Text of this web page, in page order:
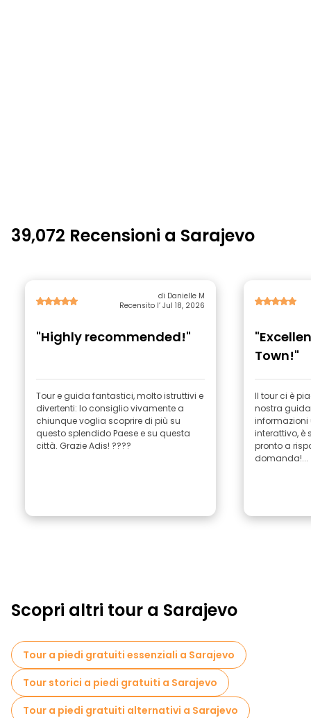
39,072 Recensioni a Sarajevo
di Danielle M
Recensito l’ Jul 18, 2026
"Highly recommended!"
Tour e guida fantastici, molto istruttivi e
divertenti: lo consiglio vivamente a
chiunque voglia scoprire di più su
questo splendido Paese e su questa
città. Grazie Adis! ????
Town!"
Il tour ci è
nostra
informazioni
interattivo, è
pronto a
domanda!...
Scopri altri tour a Sarajevo
Tour a piedi gratuiti essenziali a Sarajevo
Tour storici a piedi gratuiti a Sarajevo
Tour a piedi gratuiti alternativi a Sarajevo